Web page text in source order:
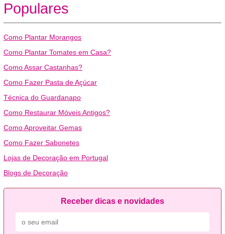
Populares
Como Plantar Morangos
Como Plantar Tomates em Casa?
Como Assar Castanhas?
Como Fazer Pasta de Açúcar
Técnica do Guardanapo
Como Restaurar Móveis Antigos?
Como Aproveitar Gemas
Como Fazer Sabonetes
Lojas de Decoração em Portugal
Blogs de Decoração
Receber dicas e novidades